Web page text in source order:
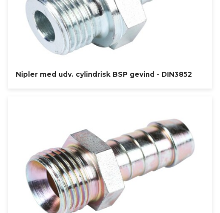
Nipler med udv. cylindrisk BSP gevind - DIN3852